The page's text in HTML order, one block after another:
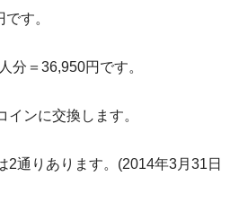
す。
分＝36,950円です。
インに交換します。
2通りあります。(2014年3月31日